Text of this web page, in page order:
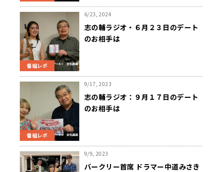
番組レポ
6/23, 2024
志の輔ラジオ・６月２３日のデート
のお相手は
番組レポ
9/17, 2023
志の輔ラジオ：９月１７日のデート
のお相手は
9/9, 2023
バークリー首席 ドラマー中道みさき